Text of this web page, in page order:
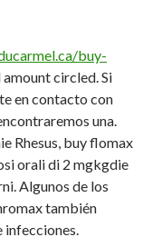
buy-
circled. Si
en contacto con
una.
Rhesus, buy flomax
orali di 2 mgkgdie
Algunos de los
también
infecciones.